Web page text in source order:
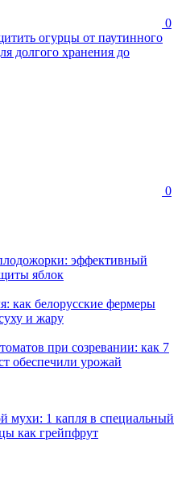
0
огурцы от паутинного
долгого хранения до
0
эффективный
яблок
как белорусские фермеры
и жару
при созревании: как 7
обеспечили урожай
мухи: 1 капля в специальный
как грейпфрут